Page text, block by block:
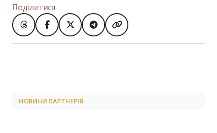
Поділитися
НОВИНИ ПАРТНЕРІВ